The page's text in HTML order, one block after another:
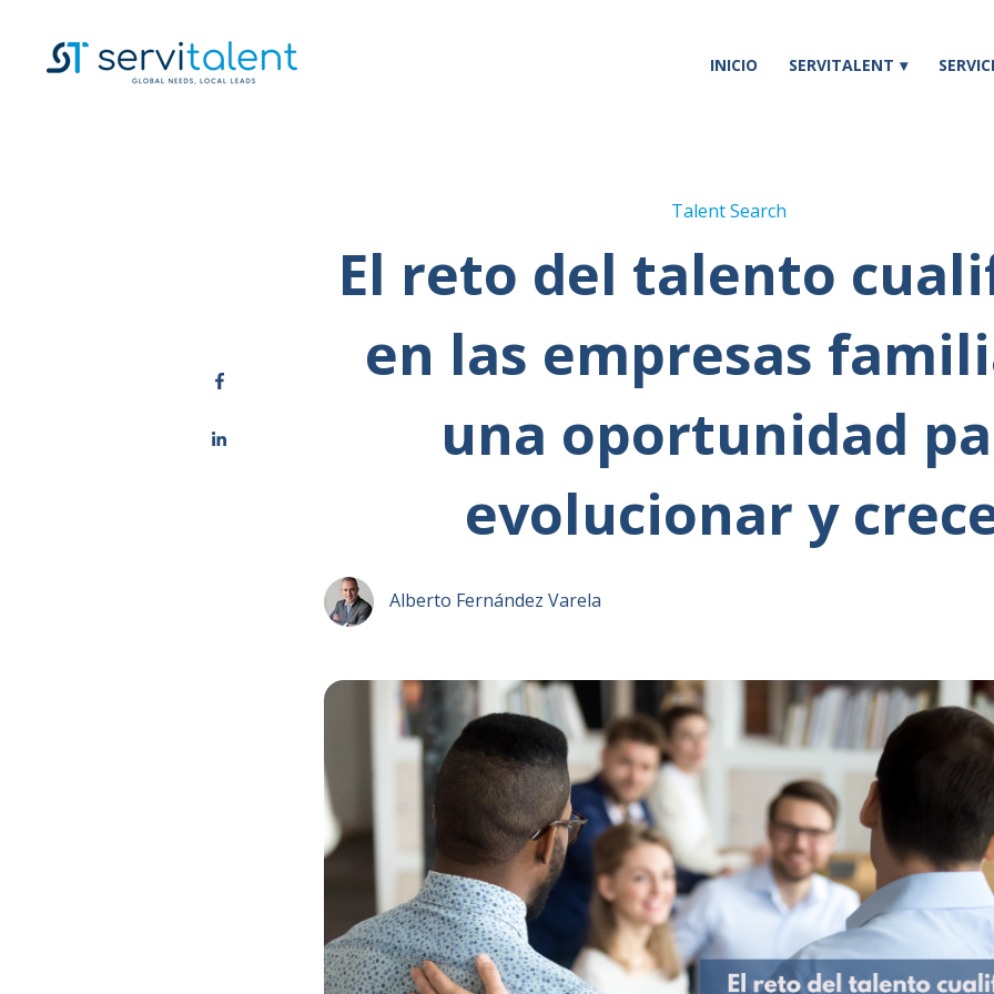
INICIO SERVITALENT
Talent Search
El reto del talento
en las empresas
una oportunidad
evolucionar y
Alberto Fernández Varela